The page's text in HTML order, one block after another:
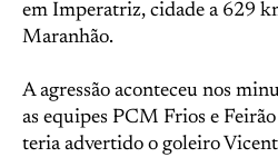
em Imperatriz, cidade a 629
Maranhão.
A agressão aconteceu nos
as equipes PCM Frios e
teria advertido o goleiro